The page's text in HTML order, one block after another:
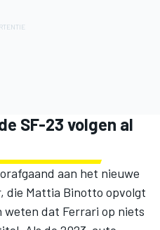
SF-23 volgen al
aan het nieuwe
die Mattia Binotto opvolgt
weten dat Ferrari op niets